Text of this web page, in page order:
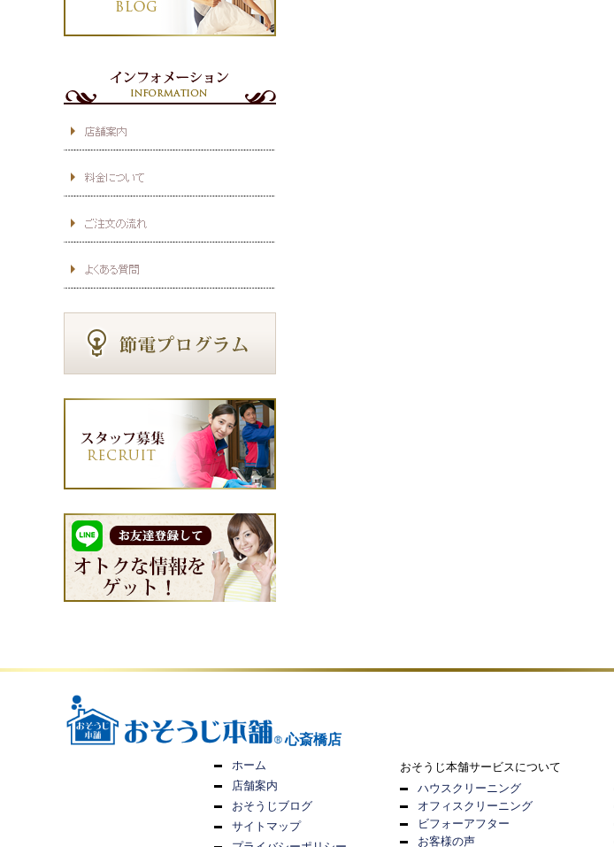
心斎橋店
ホーム
店舗案内
おそうじブログ
サイトマップ
おそうじ本舗サービスについて
ハウスクリーニング
オフィスクリーニング
ビフォーアフター
お客様の声